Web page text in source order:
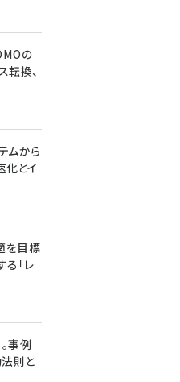
の
転換、
ムから
化とイ
を目標
「レ
事例
則と